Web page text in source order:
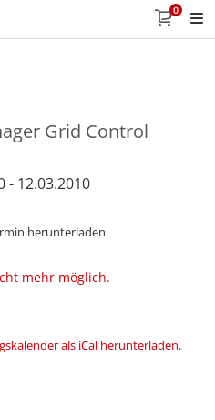
0
Grid Control
- 12.03.2010
herunterladen
mehr möglich.
als iCal herunterladen.